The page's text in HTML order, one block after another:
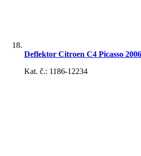
Deflektor Citroen C4 Picasso
Kat. č.: 1186-12234